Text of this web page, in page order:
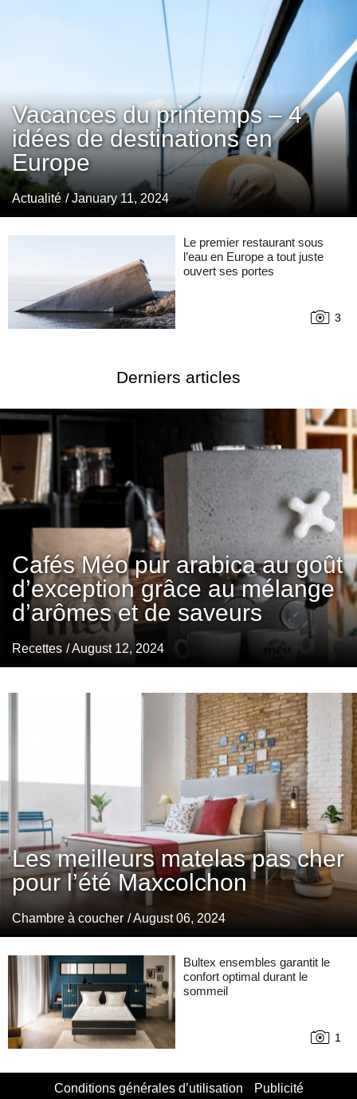
Vacances du printemps – 4
idées de destinations en
Europe
Actualité / January 11, 2024
Le premier restaurant sous
l’eau en Europe a tout juste
ouvert ses portes
3
Derniers articles
Cafés Méo pur arabica au goût
d’exception grâce au mélange
d’arômes et de saveurs
Recettes / August 12, 2024
Les meilleurs matelas pas cher
pour l’été Maxcolchon
Chambre à coucher / August 06, 2024
Bultex ensembles garantit le
confort optimal durant le
sommeil
1
Conditions générales d’utilisation Publicité